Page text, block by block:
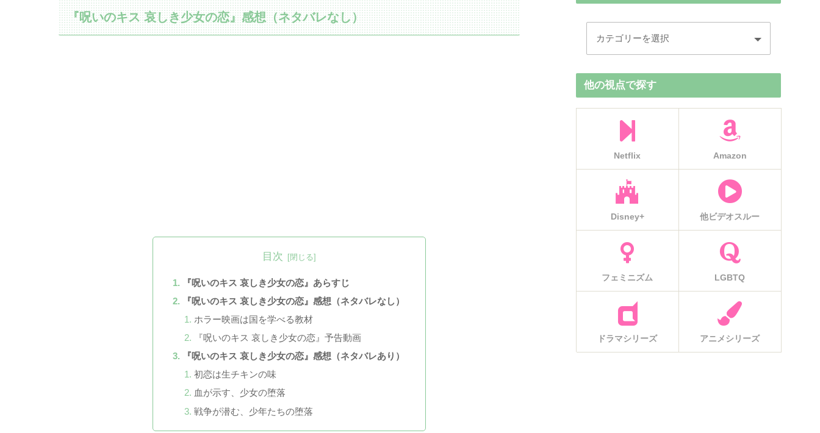
『呪いのキス 哀しき少女の恋』感想（ネタバレなし）
目次
『呪いのキス 哀しき少女の恋』あらすじ
『呪いのキス 哀しき少女の恋』感想（ネタバレなし）
ホラー映画は国を学べる教材
『呪いのキス 哀しき少女の恋』予告動画
『呪いのキス 哀しき少女の恋』感想（ネタバレあり）
初恋は生チキンの味
血が示す、少女の堕落
戦争が潜む、少年たちの堕落
他の視点で探す
Netflix Amazon
Disney+ 他ビデオスルー
フェミニズム LGBTQ
ドラマシリーズ アニメシリーズ